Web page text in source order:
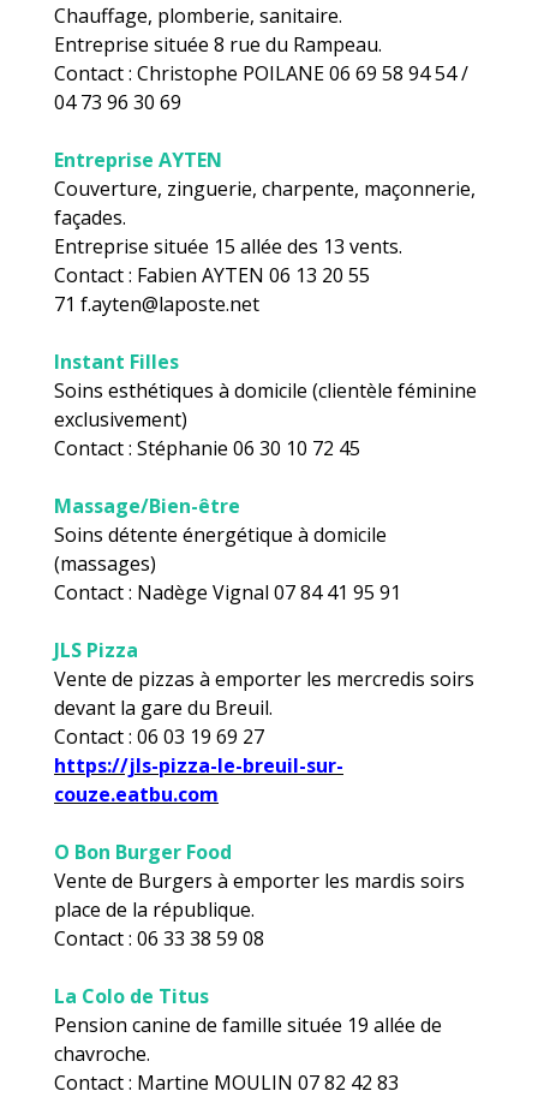
Chauffage, plomberie, sanitaire.
Entreprise située 8 rue du Rampeau.
Contact : Christophe POILANE 06 69 58 94 54 /
04 73 96 30 69
Entreprise AYTEN
Couverture, zinguerie, charpente, maçonnerie,
façades.
Entreprise située 15 allée des 13 vents.
Contact : Fabien AYTEN 06 13 20 55
71 f.ayten@laposte.net
Instant Filles
Soins esthétiques à domicile (clientèle féminine
exclusivement)
Contact : Stéphanie 06 30 10 72 45
Massage/Bien-être
Soins détente énergétique à domicile
(massages)
Contact : Nadège Vignal 07 84 41 95 91
JLS Pizza
Vente de pizzas à emporter les mercredis soirs
devant la gare du Breuil.
Contact : 06 03 19 69 27
https://jls-pizza-le-breuil-sur-
couze.eatbu.com
O Bon Burger Food
Vente de Burgers à emporter les mardis soirs
place de la république.
Contact : 06 33 38 59 08
La Colo de Titus
Pension canine de famille située 19 allée de
chavroche.
Contact : Martine MOULIN 07 82 42 83